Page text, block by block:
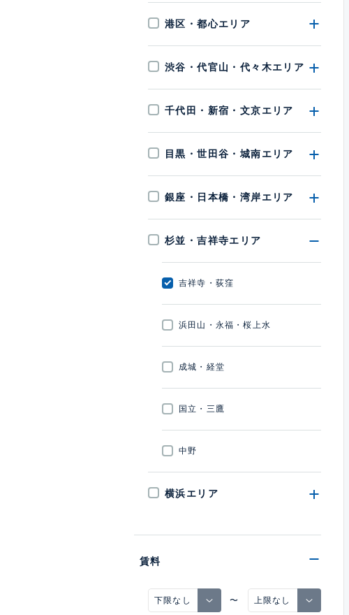
港区・都心エリア
渋谷・代官山・代々木エリア
千代田・新宿・文京エリア
目黒・世田谷・城南エリア
銀座・日本橋・湾岸エリア
杉並・吉祥寺エリア
吉祥寺・荻窪
浜田山・永福・桜上水
成城・経堂
国立・三鷹
中野
横浜エリア
賃料
〜